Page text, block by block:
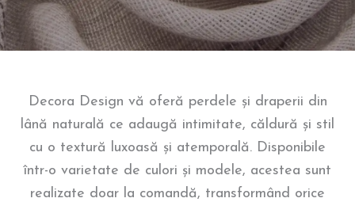
Decora Design vă oferă perdele și draperii din
lână naturală ce adaugă intimitate, căldură și stil
cu o textură luxoasă și atemporală. Disponibile
într-o varietate de culori și modele, acestea sunt
realizate doar la comandă, transformând orice